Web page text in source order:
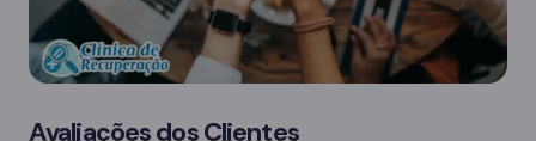
Avaliações dos Clientes